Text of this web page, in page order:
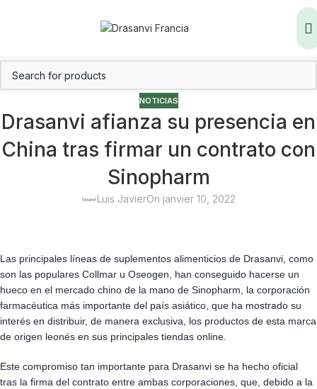
NOTICIAS
Drasanvi afianza su presencia en
China tras firmar un contrato con
Sinopharm
Luis JavierOn janvier 10, 2022
Las principales líneas de suplementos alimenticios de Drasanvi, como
son las populares Collmar u Oseogen, han conseguido hacerse un
hueco en el mercado chino de la mano de Sinopharm, la corporación
farmacéutica más importante del país asiático, que ha mostrado su
interés en distribuir, de manera exclusiva, los productos de esta marca
de origen leonés en sus principales tiendas online.
Este compromiso tan importante para Drasanvi se ha hecho oficial
tras la firma del contrato entre ambas corporaciones, que, debido a la